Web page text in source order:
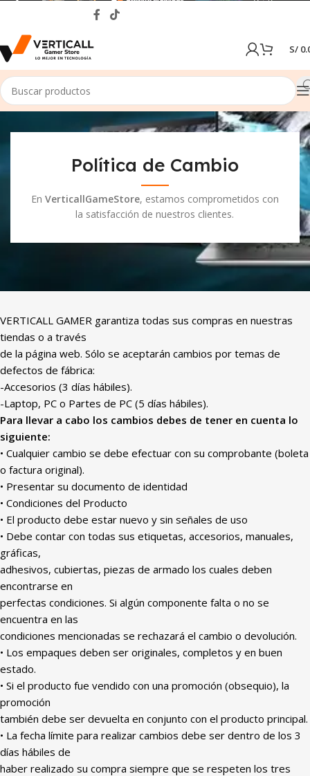
S/
Política de Cambio
En VerticallGameStore, estamos comprometidos con
la satisfacción de nuestros clientes.
VERTICALL GAMER garantiza todas sus compras en nuestras
tiendas o a través
de la página web. Sólo se aceptarán cambios por temas de
defectos de fábrica:
-Accesorios (3 días hábiles).
-Laptop, PC o Partes de PC (5 días hábiles).
Para llevar a cabo los cambios debes de tener en cuenta lo
siguiente:
• Cualquier cambio se debe efectuar con su comprobante (boleta
o factura original).
• Presentar su documento de identidad
• Condiciones del Producto
• El producto debe estar nuevo y sin señales de uso
• Debe contar con todas sus etiquetas, accesorios, manuales,
gráficas,
adhesivos, cubiertas, piezas de armado los cuales deben
encontrarse en
perfectas condiciones. Si algún componente falta o no se
encuentra en las
condiciones mencionadas se rechazará el cambio o devolución.
• Los empaques deben ser originales, completos y en buen
estado.
• Si el producto fue vendido con una promoción (obsequio), la
promoción
también debe ser devuelta en conjunto con el producto principal.
• La fecha límite para realizar cambios debe ser dentro de los 3
días hábiles de
haber realizado su compra siempre que se respeten los tres